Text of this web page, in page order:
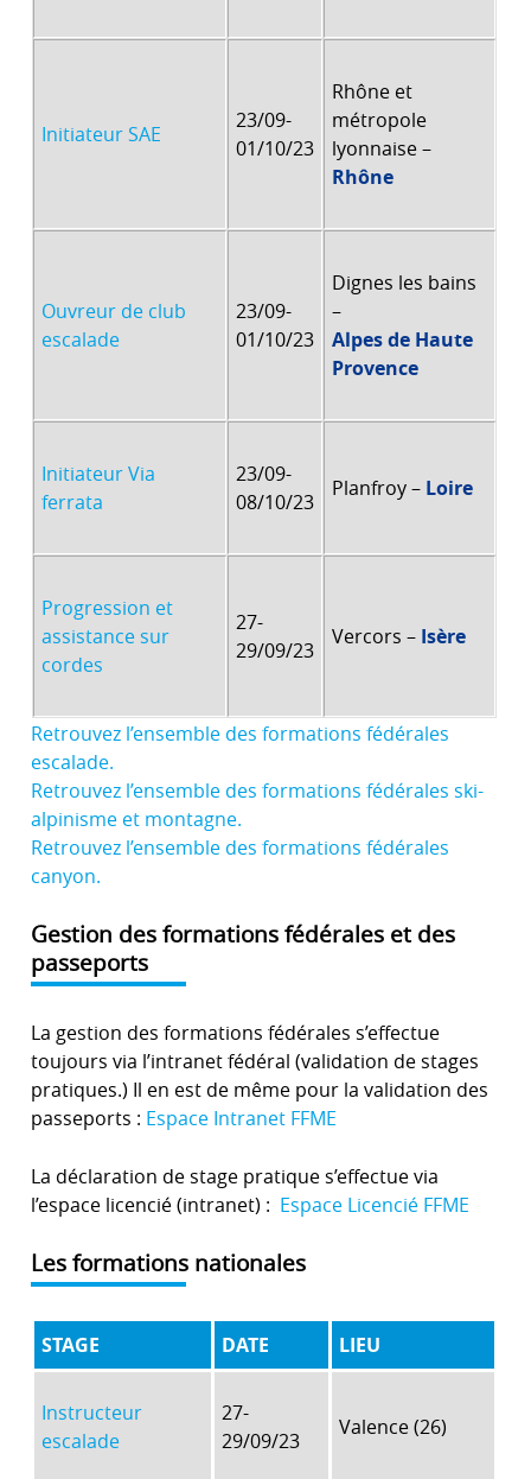
Initiateur SAE
23/09-
01/10/23
Rhône et
métropole
lyonnaise –
Rhône
Ouvreur de club
escalade
23/09-
01/10/23
Dignes les bains
–
Alpes de Haute
Provence
Initiateur Via
ferrata
23/09-
08/10/23
Planfroy – Loire
Progression et
assistance sur
cordes
27-
29/09/23
Vercors – Isère
Retrouvez l’ensemble des formations fédérales
escalade.
Retrouvez l’ensemble des formations fédérales ski-
alpinisme et montagne.
Retrouvez l’ensemble des formations fédérales
canyon.
Gestion des formations fédérales et des
passeports
La gestion des formations fédérales s’effectue
toujours via l’intranet fédéral (validation de stages
pratiques.) Il en est de même pour la validation des
passeports : Espace Intranet FFME
La déclaration de stage pratique s’effectue via
l’espace licencié (intranet) : Espace Licencié FFME
Les formations nationales
STAGE DATE LIEU
Instructeur
escalade
27-
29/09/23
Valence (26)